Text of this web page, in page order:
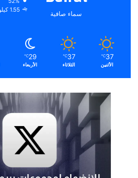
سماء صافية
1.55 كيلومتر/ساعة
37
℃
الأثنين
37
℃
الثلاثاء
29
℃
الأربعاء